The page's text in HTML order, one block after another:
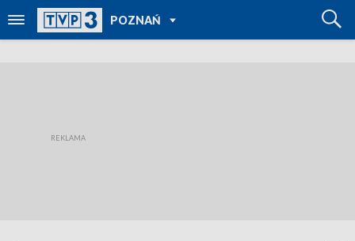
POZNAŃ
POWRÓT DO
TVP REGIONY